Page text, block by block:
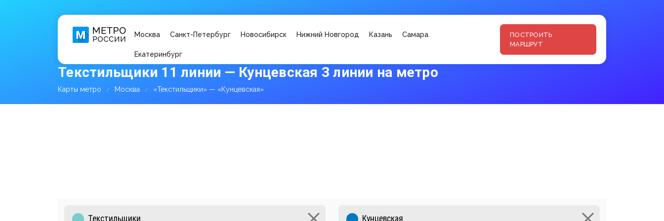
Москва Санкт-Петербург Новосибирск Нижний Новгород Казань Самара
Екатеринбург
ПОСТРОИТЬ
МАРШРУТ
Текстильщики 11 линии — Кунцевская 3 линии на метро
Карты метро Москва «Текстильщики» — «Кунцевская»